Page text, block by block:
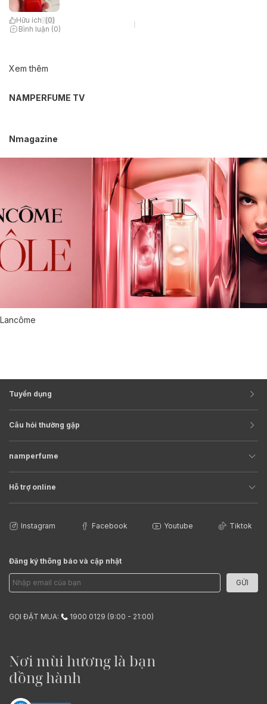
Hữu ích (0)
Bình luận (0)
Xem thêm
NAMPERFUME TV
Nmagazine
Lancôme
Tuyển dụng
Câu hỏi thường gặp
namperfume
Hỗ trợ online
Instagram Facebook Youtube Tiktok
Đăng ký thông báo và cập nhật
GỬI
GỌI ĐẶT MUA: 1900 0129 (9:00 - 21:00)
Nơi mùi hương là bạn
đồng hành